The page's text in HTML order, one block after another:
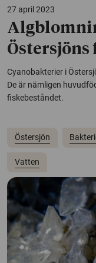
27 april 2023
Östersjöns
Cyanobakterier i
De är nämligen
fiskebeståndet.
Östersjön
Vatten